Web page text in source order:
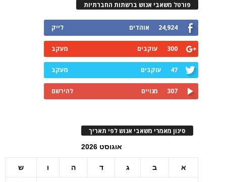
פורטל משאבי אנוש ברשתות החברתיות
24,924 אוהדים לייק
300 עוקבים מעקב
47 עוקבים מעקב
307 מנויים להירשם
סינון מאמרי משאבי אנוש לפי תאריך
אוגוסט 2026
א ב ג ד ה ו ש